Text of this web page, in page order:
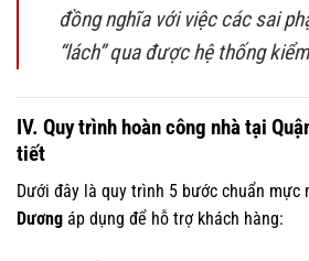
đồng nghĩa với việc các sai
“lách” qua được hệ thống
IV. Quy trình hoàn công nhà tại
tiết
Dưới đây là quy trình 5 bước chuẩn mực
Dương áp dụng để hỗ trợ khách hàng: